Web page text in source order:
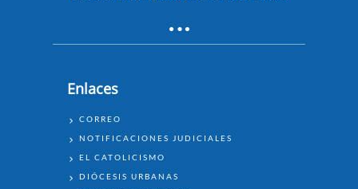
Enlaces
ENLACES
CORREO
NOTIFICACIONES JUDICIALES
EL CATOLICISMO
DIÓCESIS URBANAS